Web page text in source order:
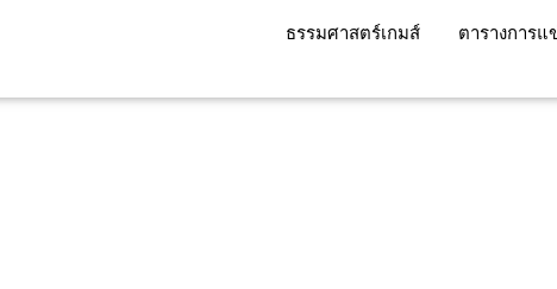
ธรรมศาสตร์เกมส์ ตารางการแ